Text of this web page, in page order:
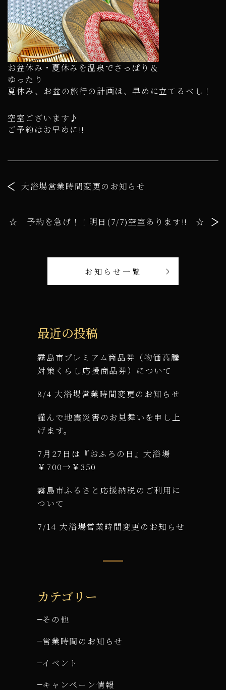
お盆休み・夏休みを温泉でさっぱり＆
ゆったり
夏休み、お盆の旅行の計画は、早めに立てるべし！
空室ございます♪
ご予約はお早めに!!
大浴場営業時間変更のお知らせ
☆ 予約を急げ！！明日(7/7)空室あります!! ☆
お知らせ一覧
最近の投稿
霧島市プレミアム商品券（物価高騰
対策くらし応援商品券）について
8/4 大浴場営業時間変更のお知らせ
謹んで地震災害のお見舞いを申し上
げます。
7月27日は『おふろの日』大浴場
￥700→￥350
霧島市ふるさと応援納税のご利用に
ついて
7/14 大浴場営業時間変更のお知らせ
カテゴリー
その他
営業時間のお知らせ
イベント
キャンペーン情報